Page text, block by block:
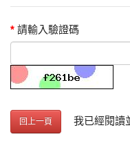
請輸入驗證碼
回上一頁 我已經閱讀